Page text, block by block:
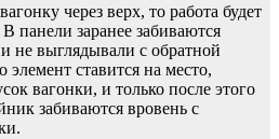
через верх, то работа будет
панели заранее забиваются
не выглядывали с обратной
элемент ставится на место,
вагонки, и только после этого
забиваются вровень с